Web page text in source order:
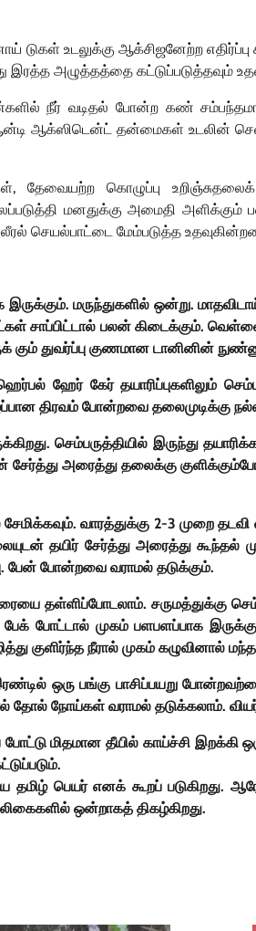
உடலுக்கு ஆக்சிஜனேற்ற
இரத்த அழுத்தத்தை கட்டுப்படுத்தவும்
நீர் வடிதல் போன்ற கண்
ஆக்ஸிடென்ட் தன்மைகள் உடலின்
தேவையற்ற கொழுப்பு
மனதுக்கு அமைதி
செயல்பாட்டை மேம்படுத்த
மருந்துகளில் ஒன்று.
சாப்பிட்டால் பலன் கிடைக்கும்.
கும் துவர்ப்பு குணமான டானினின்
ஹேர் கேர் தயாரிப்புகளிலும்
திரவம் போன்றவை தலைமுடிக்கு
செம்பருத்தியில் இருந்து
சேர்த்து அரைத்து தலைக்கு
வாரத்துக்கு 2-3 முறை
தயிர் சேர்த்து அரைத்து கூந்தல்
பேன் போன்றவை வராமல் தடுக்கும்.
தள்ளிப்போடலாம். சருமத்துக்கு
பேக் போட்டால் முகம் பளபளப்பாக
குளிர்ந்த நீரால் முகம் கழுவினால்
ஒரு பங்கு பாசிப்பயறு
தோல் நோய்கள் வராமல் தடுக்கலாம்.
தீயில் காய்ச்சி இறக்கி
பெயர் எனக் கூறப் படுகிறது.
ஒன்றாகத் திகழ்கிறது.